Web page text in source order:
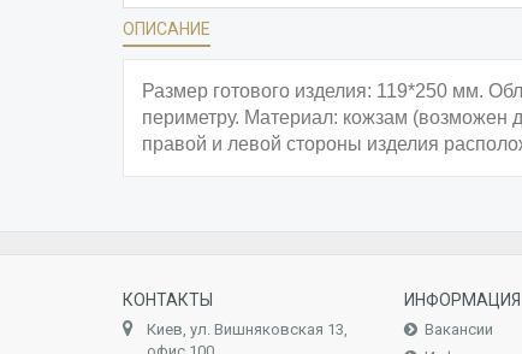
ОПИСАНИЕ
Размер готового изделия: 119*250 мм.
периметру. Материал: кожзам (возможен
правой и левой стороны изделия
КОНТАКТЫ
Киев, ул. Вишняковская 13,
ИНФОРМАЦИЯ
Вакансии